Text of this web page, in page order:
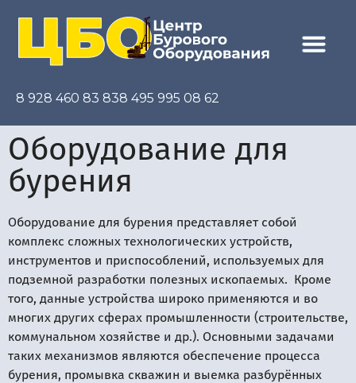
8 928 460 83 838 495 995 08 62
Оборудование для
бурения
Оборудование для бурения представляет собой
комплекс сложных технологических устройств,
инструментов и приспособлений, используемых для
подземной разработки полезных ископаемых. Кроме
того, данные устройства широко применяются и во
многих других сферах промышленности (строительстве,
коммунальном хозяйстве и др.). Основными задачами
таких механизмов являются обеспечение процесса
бурения, промывка скважин и выемка разбурённых